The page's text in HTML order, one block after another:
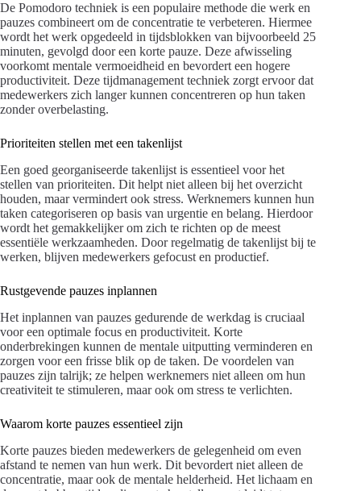
De Pomodoro techniek is een populaire methode die werk en
pauzes combineert om de concentratie te verbeteren. Hiermee
wordt het werk opgedeeld in tijdsblokken van bijvoorbeeld 25
minuten, gevolgd door een korte pauze. Deze afwisseling
voorkomt mentale vermoeidheid en bevordert een hogere
productiviteit. Deze tijdmanagement techniek zorgt ervoor dat
medewerkers zich langer kunnen concentreren op hun taken
zonder overbelasting.
Prioriteiten stellen met een takenlijst
Een goed georganiseerde takenlijst is essentieel voor het
stellen van prioriteiten. Dit helpt niet alleen bij het overzicht
houden, maar vermindert ook stress. Werknemers kunnen hun
taken categoriseren op basis van urgentie en belang. Hierdoor
wordt het gemakkelijker om zich te richten op de meest
essentiële werkzaamheden. Door regelmatig de takenlijst bij te
werken, blijven medewerkers gefocust en productief.
Rustgevende pauzes inplannen
Het inplannen van pauzes gedurende de werkdag is cruciaal
voor een optimale focus en productiviteit. Korte
onderbrekingen kunnen de mentale uitputting verminderen en
zorgen voor een frisse blik op de taken. De voordelen van
pauzes zijn talrijk; ze helpen werknemers niet alleen om hun
creativiteit te stimuleren, maar ook om stress te verlichten.
Waarom korte pauzes essentieel zijn
Korte pauzes bieden medewerkers de gelegenheid om even
afstand te nemen van hun werk. Dit bevordert niet alleen de
concentratie, maar ook de mentale helderheid. Het lichaam en